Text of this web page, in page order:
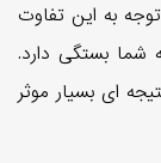
به این تفاوت
شما بستگی دارد.
ای بسیار موثر